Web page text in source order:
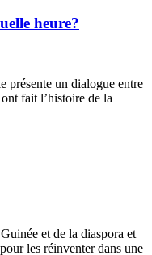
heure?
présente un dialogue entre
fait l’histoire de la
et de la diaspora et
les réinventer dans une